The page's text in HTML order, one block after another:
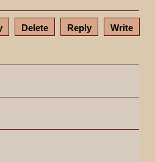
Delete Reply Write